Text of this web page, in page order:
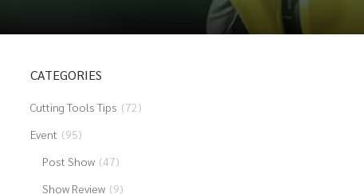
CATEGORIES
Cutting Tools Tips (72)
Event (95)
Post Show (47)
Show Review (9)